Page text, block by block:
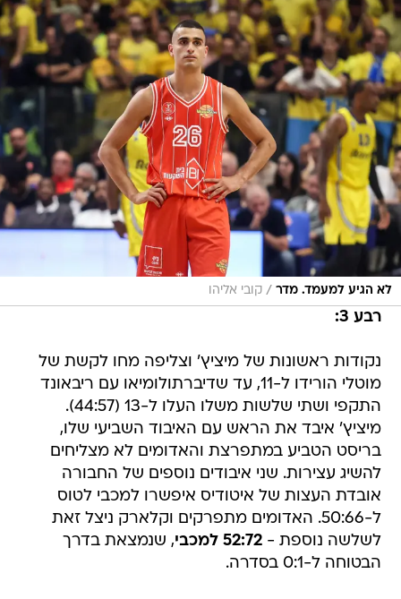
לא הגיע למעמד. מדר / קובי אליהו
רבע 3:
נקודות ראשונות של מיציץ' וצליפה מחו לקשת של
מוטלי הורידו ל-11, עד שדיברתולומיאו עם ריבאונד
התקפי ושתי שלשות משלו העלו ל-13 (44:57).
מיציץ' איבד את הראש עם האיבוד השביעי שלו,
בריסט הטביע במתפרצת והאדומים לא מצליחים
להשיג עצירות. שני איבודים נוספים של החבורה
אובדת העצות של איטודיס איפשרו למכבי לטוס
ל-50:66. האדומים מתפרקים וקלארק ניצל זאת
לשלשה נוספת -52:72 למכבי
, שנמצאת בדרך
הבטוחה ל-0:1 בסדרה.